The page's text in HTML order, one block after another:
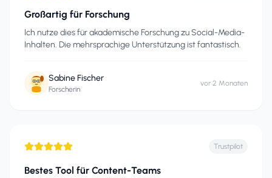
Großartig für Forschung
Ich nutze dies für akademische Forschung zu Social-Media-
Inhalten. Die mehrsprachige Unterstützung ist fantastisch.
Sabine Fischer
Forscherin
vor 2 Monaten
Trustpilot
Bestes Tool für Content-Teams